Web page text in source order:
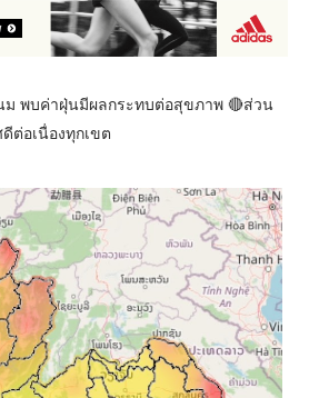
พบค่าฝุ่นมีผลกระทบต่อสุขภาพ 🔴ส่วน
ต่อเนื่องทุกเขต